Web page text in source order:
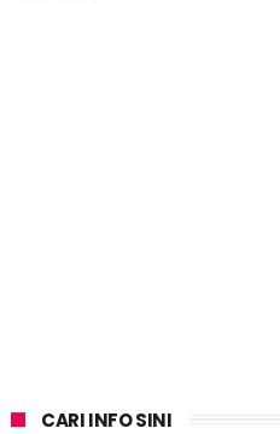
CARI INFO SINI